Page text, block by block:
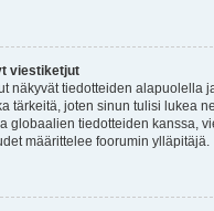
viestiketjut
näkyvät tiedotteiden alapuolella
tärkeitä, joten sinun tulisi lukea
globaalien tiedotteiden kanssa,
määrittelee foorumin ylläpitäjä.